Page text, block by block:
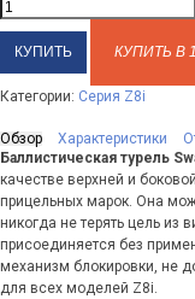
КУПИТЬ В
Категории: Серия Z8i
Обзор Характеристики
Баллистическая турель
качестве верхней и
прицельных марок. Она
никогда не терять цель из
присоединяется без
механизм блокировки, не
для всех моделей Z8i.